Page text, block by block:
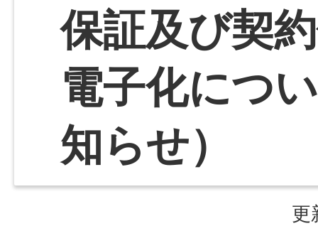
保証及び契
電子化につ
知らせ）
更